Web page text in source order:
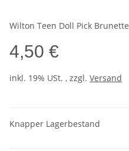
Wilton Teen Doll Pick Brunette
4,50 €
inkl. 19% USt. , zzgl. Versand
Knapper Lagerbestand